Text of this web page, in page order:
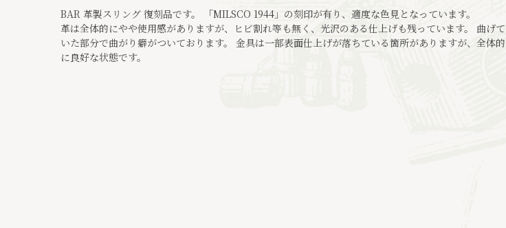
BAR 革製スリング 復刻品です。 「MILSCO 1944」の刻印が有り、適度な色見となっています。
革は全体的にやや使用感がありますが、ヒビ割れ等も無く、光沢のある仕上げも残っています。 曲げて
いた部分で曲がり癖がついております。 金具は一部表面仕上げが落ちている箇所がありますが、全体的
に良好な状態です。